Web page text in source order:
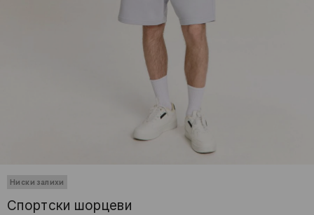
Ниски залихи
Спортски шорцеви